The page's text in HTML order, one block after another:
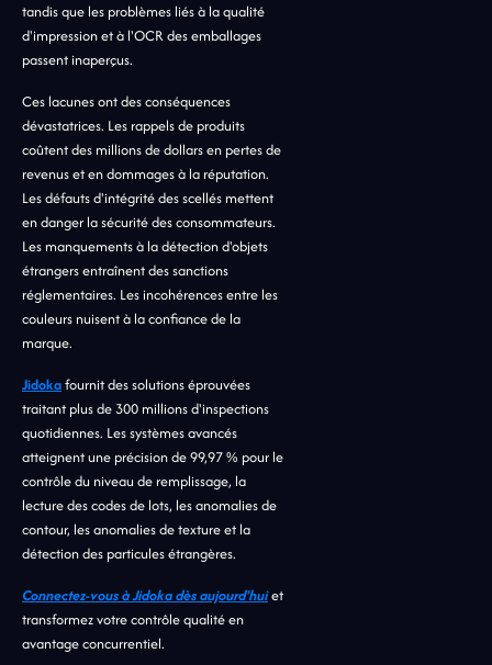
tandis que les problèmes liés à la qualité
d'impression et à l'OCR des emballages
passent inaperçus.
Ces lacunes ont des conséquences
dévastatrices. Les rappels de produits
coûtent des millions de dollars en pertes de
revenus et en dommages à la réputation.
Les défauts d'intégrité des scellés mettent
en danger la sécurité des consommateurs.
Les manquements à la détection d'objets
étrangers entraînent des sanctions
réglementaires. Les incohérences entre les
couleurs nuisent à la confiance de la
marque.
Jidokafournit des solutions éprouvées
traitant plus de 300 millions d'inspections
quotidiennes. Les systèmes avancés
atteignent une précision de 99,97 % pour le
contrôle du niveau de remplissage, la
lecture des codes de lots, les anomalies de
contour, les anomalies de texture et la
détection des particules étrangères.
Connectez-vous à Jidoka dès aujourd'huiet
transformez votre contrôle qualité en
avantage concurrentiel.